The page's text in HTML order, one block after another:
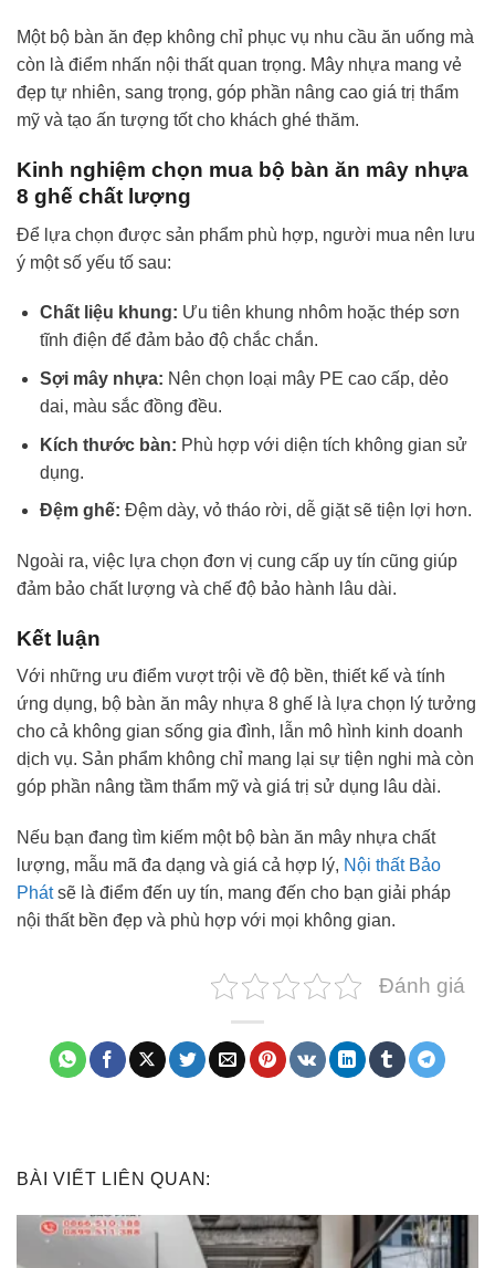
Một bộ bàn ăn đẹp không chỉ phục vụ nhu cầu ăn uống mà
còn là điểm nhấn nội thất quan trọng. Mây nhựa mang vẻ
đẹp tự nhiên, sang trọng, góp phần nâng cao giá trị thẩm
mỹ và tạo ấn tượng tốt cho khách ghé thăm.
Kinh nghiệm chọn mua bộ bàn ăn mây nhựa
8 ghế chất lượng
Để lựa chọn được sản phẩm phù hợp, người mua nên lưu
ý một số yếu tố sau:
Chất liệu khung: Ưu tiên khung nhôm hoặc thép sơn
tĩnh điện để đảm bảo độ chắc chắn.
Sợi mây nhựa: Nên chọn loại mây PE cao cấp, dẻo
dai, màu sắc đồng đều.
Kích thước bàn: Phù hợp với diện tích không gian sử
dụng.
Đệm ghế: Đệm dày, vỏ tháo rời, dễ giặt sẽ tiện lợi hơn.
Ngoài ra, việc lựa chọn đơn vị cung cấp uy tín cũng giúp
đảm bảo chất lượng và chế độ bảo hành lâu dài.
Kết luận
Với những ưu điểm vượt trội về độ bền, thiết kế và tính
ứng dụng, bộ bàn ăn mây nhựa 8 ghế là lựa chọn lý tưởng
cho cả không gian sống gia đình, lẫn mô hình kinh doanh
dịch vụ. Sản phẩm không chỉ mang lại sự tiện nghi mà còn
góp phần nâng tầm thẩm mỹ và giá trị sử dụng lâu dài.
Nếu bạn đang tìm kiếm một bộ bàn ăn mây nhựa chất
lượng, mẫu mã đa dạng và giá cả hợp lý, Nội thất Bảo
Phátsẽ là điểm đến uy tín, mang đến cho bạn giải pháp
nội thất bền đẹp và phù hợp với mọi không gian.
Đánh giá
BÀI VIẾT LIÊN QUAN: